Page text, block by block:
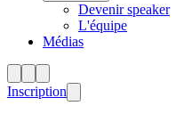
Devenir speaker
L'équipe
Médias
Inscription